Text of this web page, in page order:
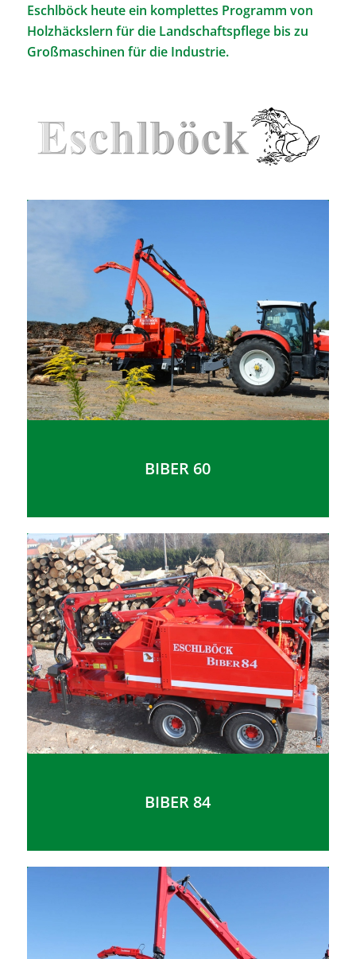
Eschlböck heute ein komplettes Programm von
Holzhäckslern für die Landschaftspflege bis zu
Großmaschinen für die Industrie.
BIBER 60
BIBER 84